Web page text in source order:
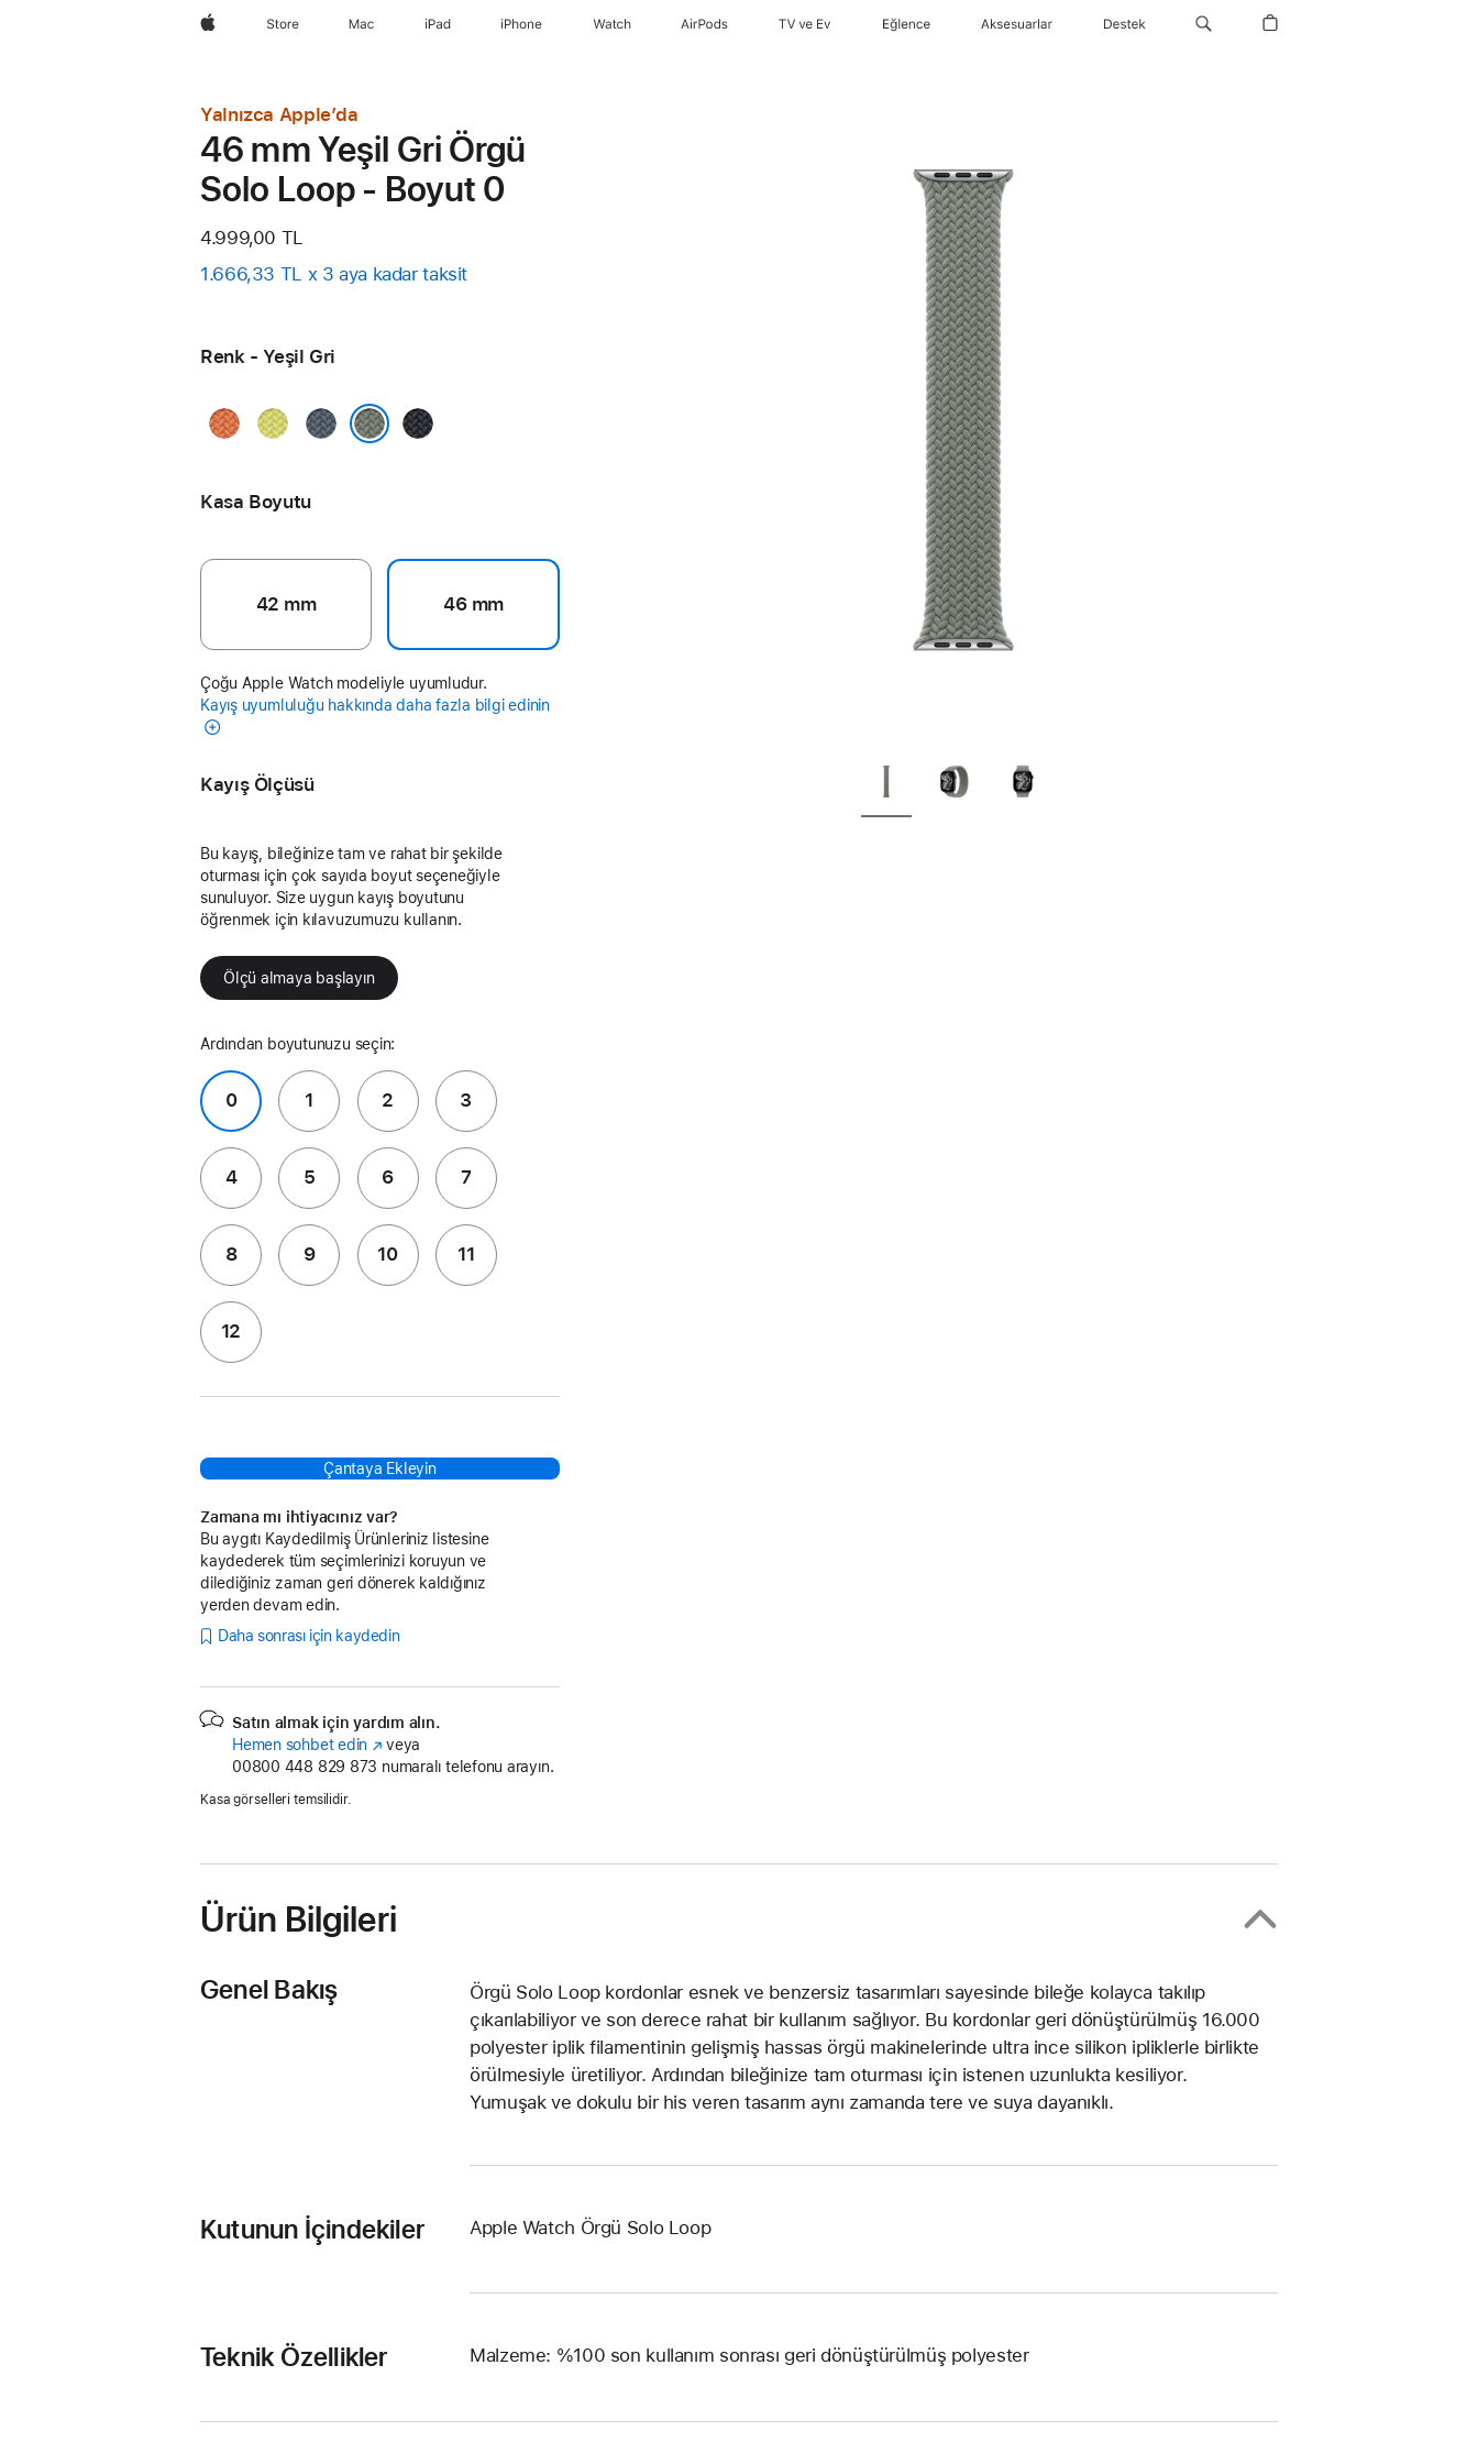
wzlhp Store Mac iPad iPhone Watch AirPods TV ve Ev Eğlence Aksesuarlar Destek
Yalnızca Apple’da
46 mm Yeşil Gri Örgü
Solo Loop - Boyut 0
4.999,00 TL
1.666,33 TL x 3 aya kadar taksit
Renk - Yeşil Gri
Zerdeçal
Neon
Demir
Gece Yarısı
Kasa Boyutu
42 mm 46 mm
Çoğu Apple Watch modeliyle uyumludur.
Kayış uyumluluğu hakkında daha fazla bilgi edinin
Kayış Ölçüsü
Bu kayış, bileğinize tam ve rahat bir şekilde
oturması için çok sayıda boyut seçeneğiyle
sunuluyor. Size uygun kayış boyutunu
öğrenmek için kılavuzumuzu kullanın.
Ölçü almaya başlayın
Ardından boyutunuzu seçin:
0 1 2 3
4 5 6 7
8 9 10 11
12
Çantaya Ekleyin
Zamana mı ihtiyacınız var?
Bu aygıtı Kaydedilmiş Ürünleriniz listesine
kaydederek tüm seçimlerinizi koruyun ve
dilediğiniz zaman geri dönerek kaldığınız
yerden devam edin.
Daha sonrası için kaydedin
Satın almak için yardım alın.
Hemen sohbet edin (Yeni
pencerede
veya
00800 448 829 873 numaralı telefonu arayın.
Kasa görselleri temsilidir.
Ürün Bilgileri
Genel Bakış
Örgü Solo Loop kordonlar esnek ve benzersiz tasarımları sayesinde bileğe kolayca takılıp
çıkarılabiliyor ve son derece rahat bir kullanım sağlıyor. Bu kordonlar geri dönüştürülmüş 16.000
polyester iplik filamentinin gelişmiş hassas örgü makinelerinde ultra ince silikon ipliklerle birlikte
örülmesiyle üretiliyor. Ardından bileğinize tam oturması için istenen uzunlukta kesiliyor.
Yumuşak ve dokulu bir his veren tasarım aynı zamanda tere ve suya dayanıklı.
Kutunun İçindekiler Apple Watch Örgü Solo Loop
Teknik Özellikler Malzeme: %100 son kullanım sonrası geri dönüştürülmüş polyester